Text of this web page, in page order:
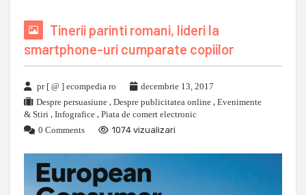
Tinerii parinti romani, lideri la
smartphone-uri cumparate copiilor
pr [ @ ] ecompedia ro
decembrie 13, 2017
Despre persuasiune , Despre publicitatea online , Evenimente
& Stiri , Infografice , Piata de comert electronic
0 Comments
1074 vizualizari